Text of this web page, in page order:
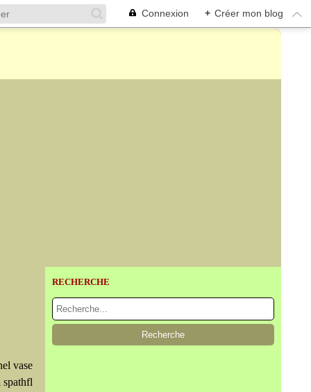
Connexion + Créer mon blog
vase
spathfl
RECHERCHE